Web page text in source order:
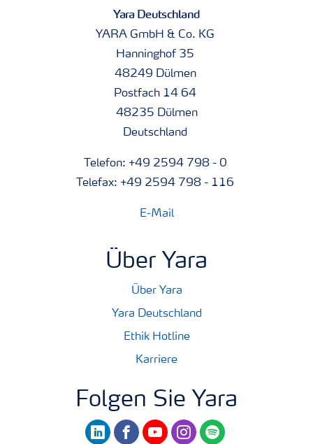
Yara Deutschland
YARA GmbH & Co. KG
Hanninghof 35
48249 Dülmen
Postfach 14 64
48235 Dülmen
Deutschland
Telefon: +49 2594 798 - 0
Telefax: +49 2594 798 - 116
E-Mail
Über Yara
Über Yara
Yara Deutschland
Ethik Hotline
Karriere
Folgen Sie Yara
linkedinfacebookyoutubeinstagram
spotify